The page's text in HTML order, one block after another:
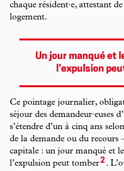
chaque résident·e, attestant
logement.
Un jour manqué et
l’expulsion
Ce pointage journalier,
séjour des demandeur·euses
s’étendre d’un à cinq ans
de la demande ou du recours
capitale : un jour manqué et
l’expulsion peut tomber2 .